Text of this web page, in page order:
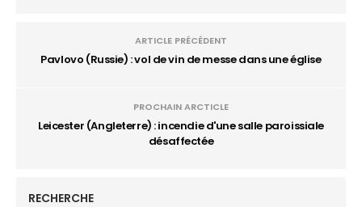
ARTICLE PRÉCÉDENT
Pavlovo (Russie) : vol de vin de messe dans une église
PROCHAIN ARCTICLE
Leicester (Angleterre) : incendie d'une salle paroissiale
désaffectée
RECHERCHE